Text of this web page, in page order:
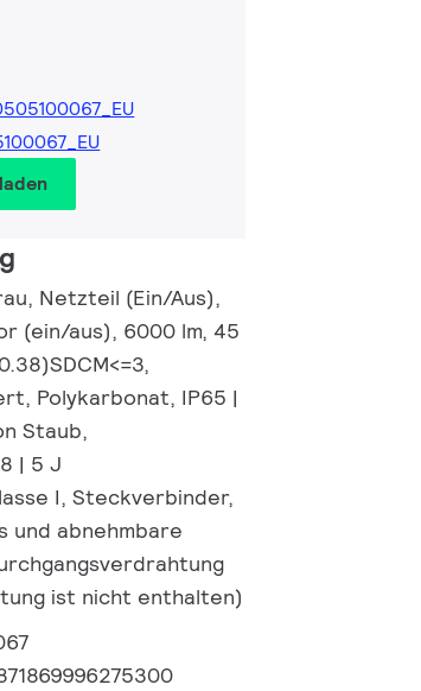
Netzteil (Ein/Aus),
(ein/aus), 6000 lm, 45
Polykarbonat, IP65 |
Staub,
| 5 J
I, Steckverbinder,
und abnehmbare
ist nicht enthalten)